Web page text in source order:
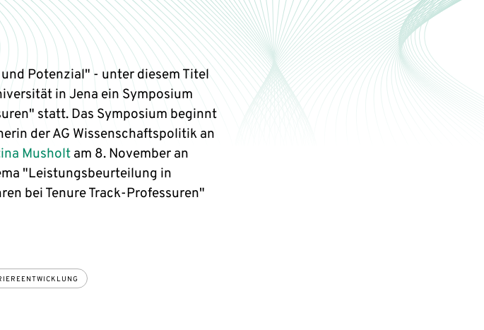
Potenzial" - unter diesem Titel
in Jena ein Symposium
statt. Das Symposium beginnt
der AG Wissenschaftspolitik an
Musholtam 8. November an
"Leistungsbeurteilung in
bei Tenure Track-Professuren"